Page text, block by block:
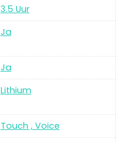
3.5 Uur
Ja
Ja
Lithium
Touch , Voice